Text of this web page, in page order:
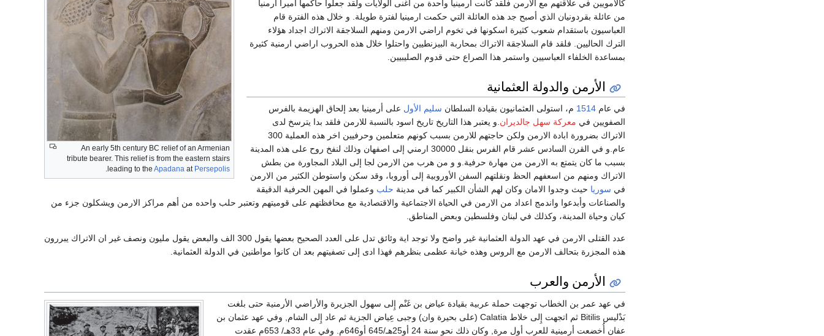
An early 5th century BC relief of an Armenian
tribute bearer. This relief is from the eastern stairs
leading to the Apadana at Persepolis
.
كالامويين في علاقتهم مع الارمن فلقد كانت ارمينيا واحدة من اغنى الولايات ولقد جعلوا حاكمها اميرا ارمنيا
من عائلة بقردونيان الذي أصبح جد هذه العائلة التي حكمت ارمينيا لفترة طويلة. و خلال هذه الفترة قام
العباسيون باستقدام شعوب كثيرة اسكونها في تخوم اراضي الارمن ومنهم السلاجقة الاتراك اجداد هؤلاء
الترك الحاليين. فلقد قام السلاجقة الاتراك بمحاربة البيزنطيين واحتلوا خلال هذه الحروب اراضي ارمنية كثيرة
بمساعدة الخلفاء العباسيين واستمر هذا الصراع حتى قدوم الصليبيين.
الأرمن والدولة العثمانية
في عام 1514 م، استولى العثمانيون بقيادة السلطان سليم الأول على أرمينيا بعد إلحاق الهزيمة بالفرس
الصفويين في معركة سهل جالديران.و يعتبر هذا التاريخ تاريخ اسود بالنسبة للارمن فلقد بدا يترسخ لدى
الاتراك بضرورة ابادة الارمن ولكن حاجتهم للارمن بسبب كونهم متعلمين وحرفيين اخر هذه العملية 300
عام.و في القرن السادس عشر قام الفرس بنقل 30000 ارمني إلى اصفهان وذلك لنفخ روح على هذه المدينة
بسبب ما كان يتمتع به الارمن من مهارة حرفية.و و من هرب من الارمن لجا إلى البلاد المجاورة من بطش
الاتراك ومنهم من اسعفهم الحظ ونقلتهم السفن الأوروبية إلى أوروبا، وقد سكن واستوطن الكثير من الارمن
في سوريا حيث وجدوا الامان وكان لهم الشأن الكبير كما في مدينة حلب وعملوا في المهن الحرفية الدقيقة
والصناعات وأبدعوا واندمج اعداد من الارمن في الحياة الاجتماعية والاقتصادية مع محافظتهم على قوميتهم وتعتبر حلب واحده من أهم مراكز الارمن ويشكلون جزء من
كيان وحياة المدينة، وكذلك في لبنان وفلسطين وبعض المناطق.
عدد القتلى الارمن في عهد الدولة العثمانية غير واضح ولا توجد اية وئائق تدل على العدد الصحيح بعضها يقول 300 الف والبعض يقول مليون ونصف غير ان الاتراك يبررون
هذه المجزرة بتحالف الارمن مع الروس وهذه خيانة عظمى بنظرهم فهذا ادى إلى تصفيتهم بعد ان كانوا مواطنين في الدولة العثمانية.
الأرمن والعرب
في عهد عمر بن الخطاب توجهت حملة عربية بقيادة عياض بن غَنْم إِلى سهول الجزيرة والأراضي الأرمنية حتى بلغت
بَدْليس Bitilis ثم اتجهت إِلى خلاط Calatia (على بحيرة وان) وجبى عِياض الجزية ثم عاد إِلى الشام, وفي عهد عثمان بن
عفان أُخضعت أرمينية للعرب أول مرة, وكان ذلك نحو سنة 24 أو25هـ/645 أو646م. وفي عام 33هـ/ 653م عقدت